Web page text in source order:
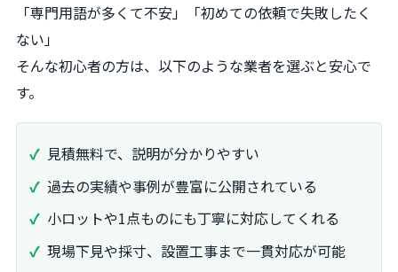
「専門用語が多くて不安」「初めての依頼で失敗したく
ない」
そんな初心者の方は、以下のような業者を選ぶと安心で
す。
見積無料で、説明が分かりやすい
過去の実績や事例が豊富に公開されている
小ロットや1点ものにも丁寧に対応してくれる
現場下見や採寸、設置工事まで一貫対応が可能